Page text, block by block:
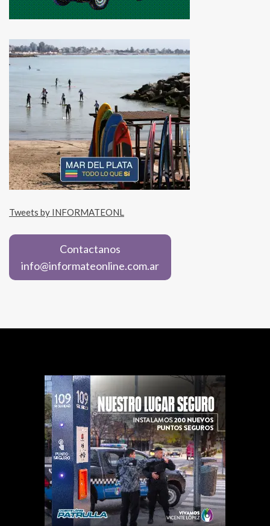
Tweets by INFORMATEONL
Contactanos
info@informateonline.com.ar